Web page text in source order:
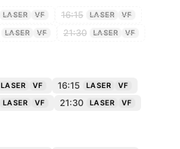
LASER VF 16:15 LASER VF
LASER VF 21:30 LASER VF
LASER VF 16:15 LASER VF
LASER VF 21:30 LASER VF